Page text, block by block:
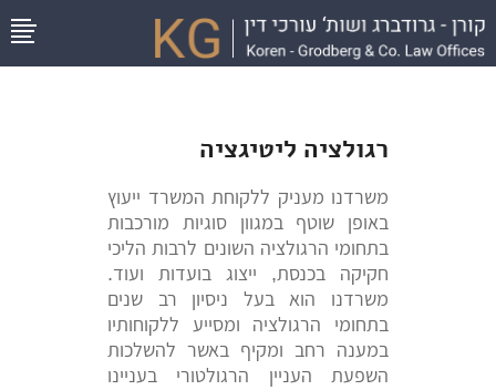
רגולציה ליטיגציה
משרדנו מעניק ללקוחת המשרד ייעוץ
באופן שוטף במגוון סוגיות מורכבות
בתחומי הרגולציה השונים לרבות הליכי
חקיקה בכנסת, ייצוג בועדות ועוד.
משרדנו הוא בעל ניסיון רב שנים
בתחומי הרגולציה ומסייע ללקוחותיו
במענה רחב ומקיף באשר להשלכות
השפעת העניין הרגולטורי בעניינו